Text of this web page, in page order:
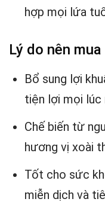
hợp mọi lứa
Lý do nên
Bổ sung lợi
tiện lợi mọi lúc
Chế biến từ
hương vị xoài
Tốt cho sức
miễn dịch và